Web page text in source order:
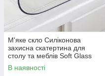
М'яке скло Силіконова
захисна скатертина для
столу та меблів Soft Glass
(3.6х1.0м) товщина 1,5мм
Прозора
В наявності